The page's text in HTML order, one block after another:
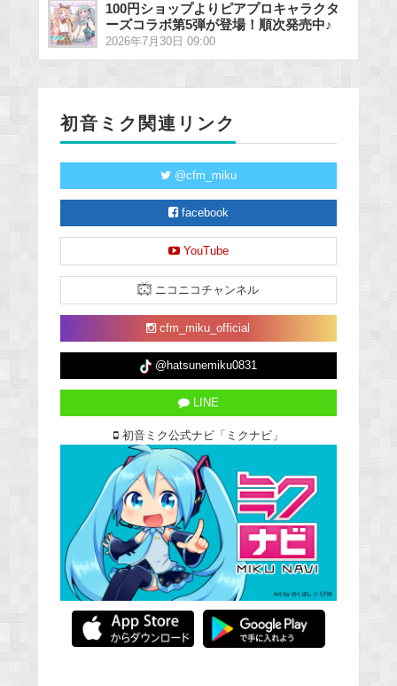
100円ショップよりピアプロキャラクタ
ーズコラボ第5弾が登場！順次発売中♪
2026年7月30日 09:00
初音ミク関連リンク
@cfm_miku
facebook
YouTube
ニコニコチャンネル
cfm_miku_official
@hatsunemiku0831
LINE
初音ミク公式ナビ「ミクナビ」